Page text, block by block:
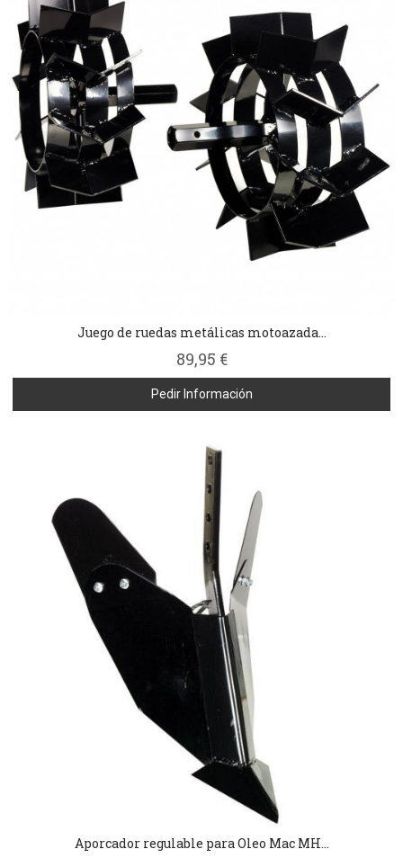
Juego de ruedas metálicas motoazada...
89,95 €
Pedir Información
Aporcador regulable para Oleo Mac MH...